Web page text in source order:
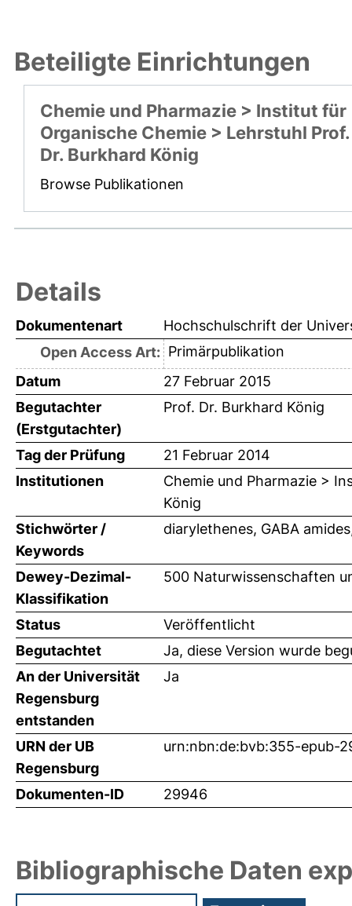
Beteiligte Einrichtungen
Chemie und Pharmazie > Institut für
Organische Chemie > Lehrstuhl Prof.
Dr. Burkhard König
Browse Publikationen
Details
Dokumentenart
Hochschulschrift der
Open Access Art: Primärpublikation
Datum
27 Februar 2015
Begutachter
(Erstgutachter)
Prof. Dr. Burkhard König
Tag der Prüfung
21 Februar 2014
Institutionen
Chemie und Pharmazie >
König
Stichwörter /
Keywords
diarylethenes, GABA
Dewey-Dezimal-
Klassifikation
500 Naturwissenschaften
Status
Veröffentlicht
Begutachtet
Ja, diese Version wurde
An der Universität
Regensburg
entstanden
Ja
URN der UB
Regensburg
urn:nbn:de:bvb:355-epub-
Dokumenten-ID 29946
Bibliographische Daten